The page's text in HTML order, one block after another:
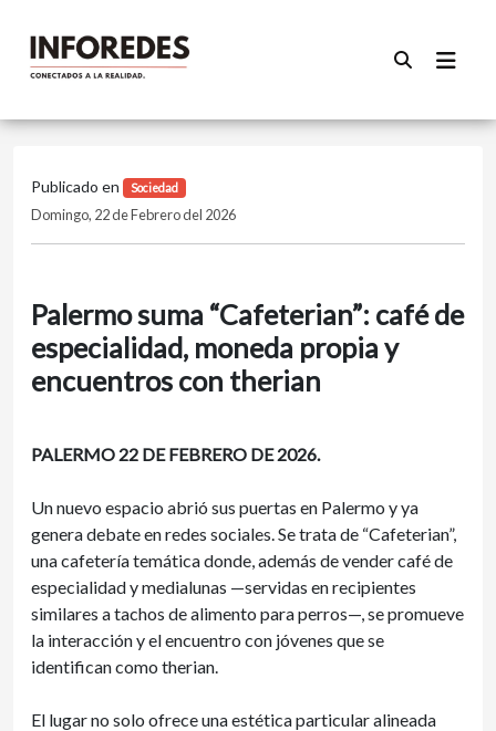
Publicado en Sociedad
Domingo, 22 de Febrero del 2026
Palermo suma “Cafeterian”: café de
especialidad, moneda propia y
encuentros con therian
PALERMO 22 DE FEBRERO DE 2026.
Un nuevo espacio abrió sus puertas en Palermo y ya
genera debate en redes sociales. Se trata de “Cafeterian”,
una cafetería temática donde, además de vender café de
especialidad y medialunas —servidas en recipientes
similares a tachos de alimento para perros—, se promueve
la interacción y el encuentro con jóvenes que se
identifican como therian.
El lugar no solo ofrece una estética particular alineada